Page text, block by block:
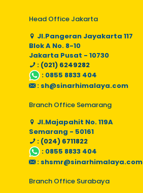
Head Office Jakarta
Jl.Pangeran Jayakarta 117
Blok A No. 8-10
Jakarta Pusat - 10730
: (021) 6249282
: 0855 8833 404
: sh@sinarhimalaya.com
Branch Office Semarang
Jl.Majapahit No. 119A
Semarang - 50161
: (024) 6711822
: 0855 8833 404
: shsmr@sinarhimalaya.com
Branch Office Surabaya